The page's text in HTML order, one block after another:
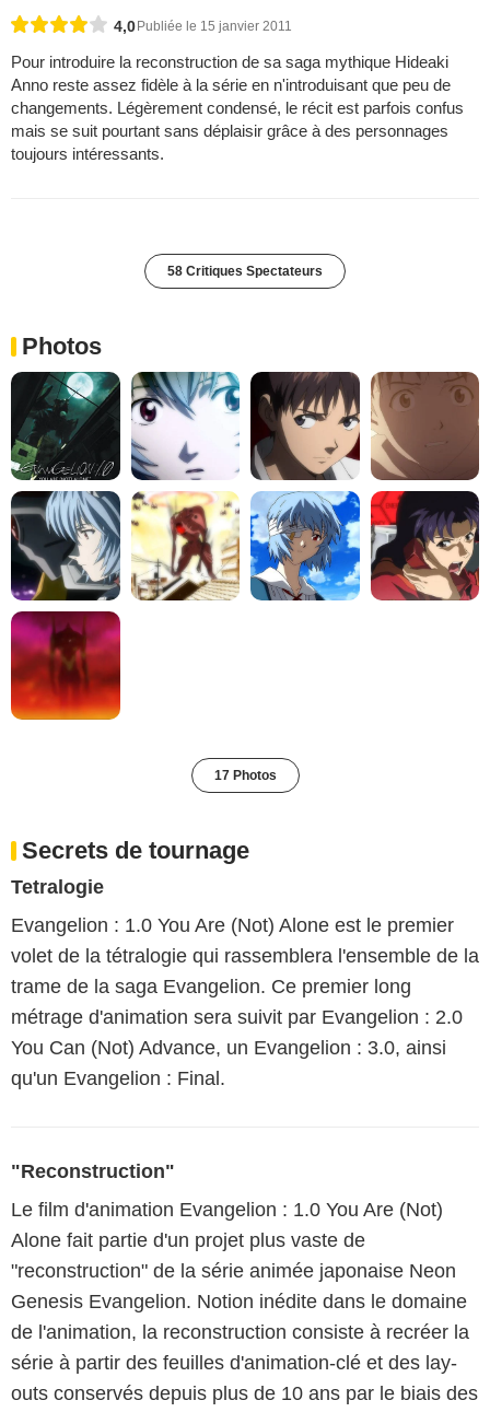
4,0Publiée le 15 janvier 2011
Pour introduire la reconstruction de sa saga mythique Hideaki
Anno reste assez fidèle à la série en n'introduisant que peu de
changements. Légèrement condensé, le récit est parfois confus
mais se suit pourtant sans déplaisir grâce à des personnages
toujours intéressants.
58 Critiques Spectateurs
Photos
17 Photos
Secrets de tournage
Tetralogie
Evangelion : 1.0 You Are (Not) Alone est le premier
volet de la tétralogie qui rassemblera l'ensemble de la
trame de la saga Evangelion. Ce premier long
métrage d'animation sera suivit par Evangelion : 2.0
You Can (Not) Advance, un Evangelion : 3.0, ainsi
qu'un Evangelion : Final.
"Reconstruction"
Le film d'animation Evangelion : 1.0 You Are (Not)
Alone fait partie d'un projet plus vaste de
"reconstruction" de la série animée japonaise Neon
Genesis Evangelion. Notion inédite dans le domaine
de l'animation, la reconstruction consiste à recréer la
série à partir des feuilles d'animation-clé et des lay-
outs conservés depuis plus de 10 ans par le biais des